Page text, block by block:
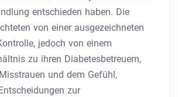
entschieden haben. Die
von einer ausgezeichneten
jedoch von einem
zu ihren Diabetesbetreuern,
und dem Gefühl,
zur